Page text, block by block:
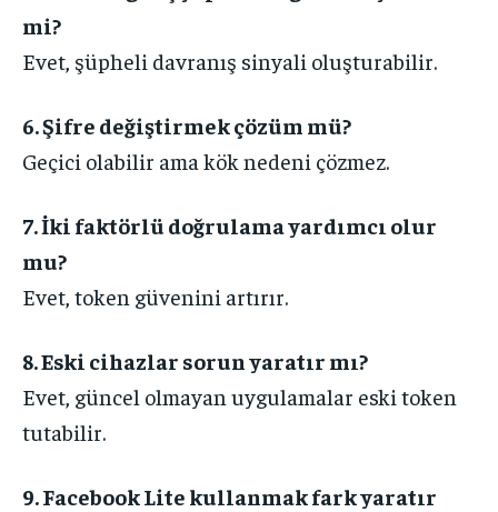
mi?
Evet, şüpheli davranış sinyali oluşturabilir.
6. Şifre değiştirmek çözüm mü?
Geçici olabilir ama kök nedeni çözmez.
7. İki faktörlü doğrulama yardımcı olur
mu?
Evet, token güvenini artırır.
8. Eski cihazlar sorun yaratır mı?
Evet, güncel olmayan uygulamalar eski token
tutabilir.
9. Facebook Lite kullanmak fark yaratır